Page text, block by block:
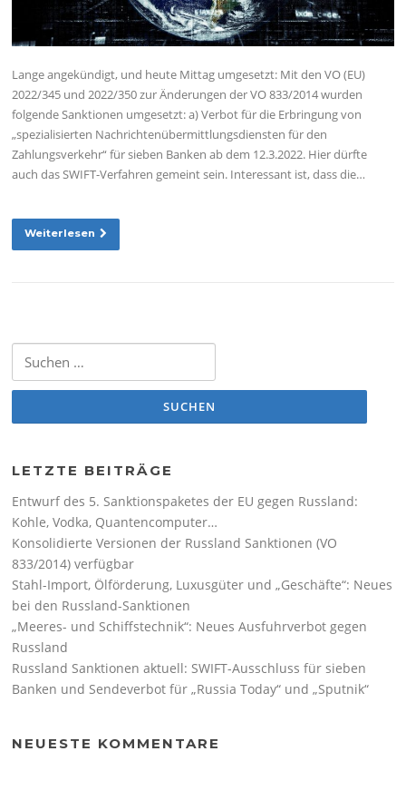
Lange angekündigt, und heute Mittag umgesetzt: Mit den VO (EU)
2022/345 und 2022/350 zur Änderungen der VO 833/2014 wurden
folgende Sanktionen umgesetzt: a) Verbot für die Erbringung von
„spezialisierten Nachrichtenübermittlungsdiensten für den
Zahlungsverkehr“ für sieben Banken ab dem 12.3.2022. Hier dürfte
auch das SWIFT-Verfahren gemeint sein. Interessant ist, dass die…
Weiterlesen
Suchen nach:
LETZTE BEITRÄGE
Entwurf des 5. Sanktionspaketes der EU gegen Russland:
Kohle, Vodka, Quantencomputer…
Konsolidierte Versionen der Russland Sanktionen (VO
833/2014) verfügbar
Stahl-Import, Ölförderung, Luxusgüter und „Geschäfte“: Neues
bei den Russland-Sanktionen
„Meeres- und Schiffstechnik“: Neues Ausfuhrverbot gegen
Russland
Russland Sanktionen aktuell: SWIFT-Ausschluss für sieben
Banken und Sendeverbot für „Russia Today“ und „Sputnik“
NEUESTE KOMMENTARE